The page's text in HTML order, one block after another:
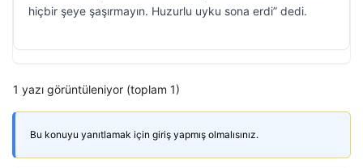
hiçbir şeye şaşırmayın. Huzurlu uyku sona erdi” dedi.
1 yazı görüntüleniyor (toplam 1)
Bu konuyu yanıtlamak için giriş yapmış olmalısınız.